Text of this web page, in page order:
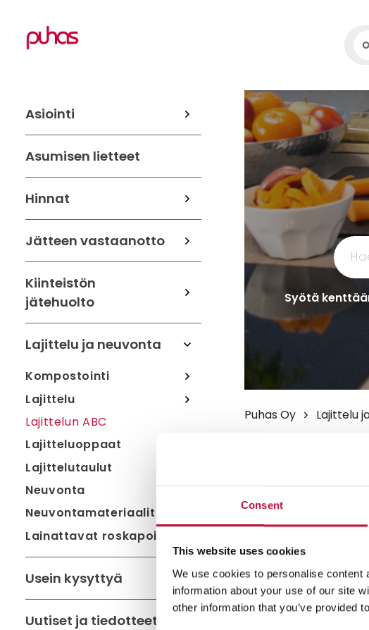
Consent
This website uses cookies
We use cookies to personalise
information about your use of our site
other information that you’ve provided
Asiointi
Asumisen lietteet
Hinnat
Jätteen vastaanotto
Kiinteistön
jätehuolto
Lajittelu ja neuvonta
Kompostointi
Lajittelu
Lajittelun ABC
Lajitteluoppaat
Lajittelutaulut
Neuvonta
Neuvontamateriaalit
Lainattavat roskapoimurit
Usein kysyttyä
Uutiset ja tiedotteet
Syötä
Puhas Oy Lajittelu
Lajittele kynä
Metalliosat voit